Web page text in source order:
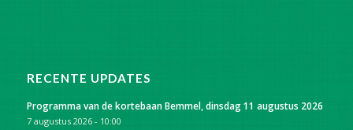
RECENTE UPDATES
Programma van de kortebaan Bemmel, dinsdag 11 augustus 2026
7 augustus 2026 - 10:00